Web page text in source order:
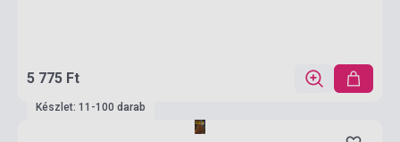
5 775 Ft
Készlet: 11-100 darab